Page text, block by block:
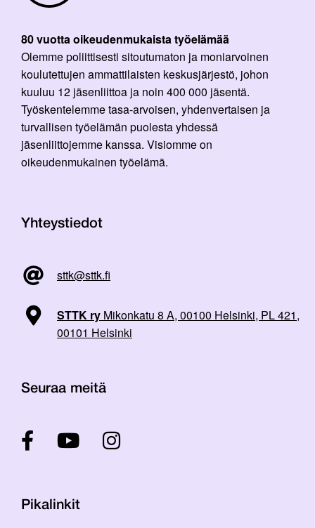
80 vuotta oikeudenmukaista työelämää
Olemme poliittisesti sitoutumaton ja moniarvoinen
koulutettujen ammattilaisten keskusjärjestö, johon
kuuluu 12 jäsenliittoa ja noin 400 000 jäsentä.
Työskentelemme tasa-arvoisen, yhdenvertaisen ja
turvallisen työelämän puolesta yhdessä
jäsenliittojemme kanssa. Visiomme on
oikeudenmukainen työelämä.
Yhteystiedot
sttk@sttk.fi
STTK ry Mikonkatu 8 A, 00100 Helsinki, PL 421,
00101 Helsinki
Seuraa meitä
Pikalinkit